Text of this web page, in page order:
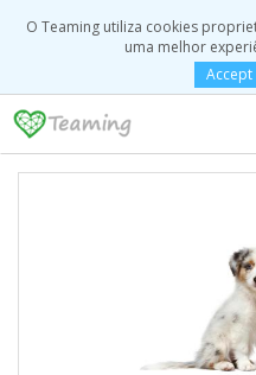
O Teaming utiliza cookies
uma melhor
Accept